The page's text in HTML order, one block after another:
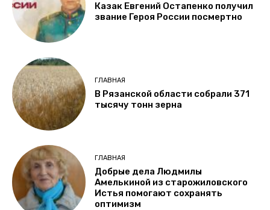
Казак Евгений Остапенко получил
звание Героя России посмертно
ГЛАВНАЯ
В Рязанской области собрали 371
тысячу тонн зерна
ГЛАВНАЯ
Добрые дела Людмилы
Амелькиной из старожиловского
Истья помогают сохранять
оптимизм